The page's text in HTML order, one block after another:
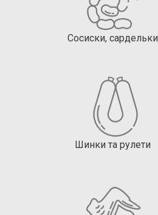
Сосиски, сардельки
Шинки та рулети